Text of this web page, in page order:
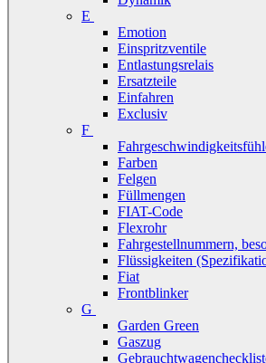
E
Emotion
Einspritzventile
Entlastungsrelais
Ersatzteile
Einfahren
Exclusiv
F
Farben
Felgen
Füllmengen
FIAT-Code
Flexrohr
Fahrgestellnummern,
Flüssigkeiten
Fiat
Frontblinker
G
Garden Green
Gaszug